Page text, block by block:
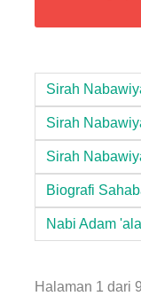
Sirah
Sirah
Sirah
Biografi
Nabi Adam
Halaman 1 dari 9